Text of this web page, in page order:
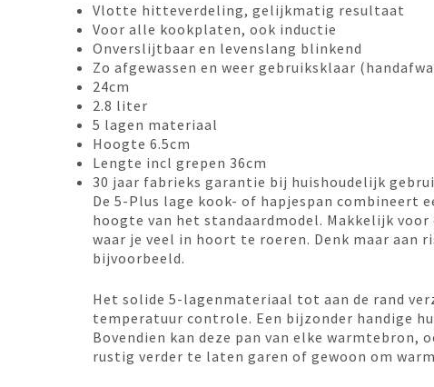
Vlotte hitteverdeling, gelijkmatig resultaat
Voor alle kookplaten, ook inductie
Onverslijtbaar en levenslang blinkend
Zo afgewassen en weer gebruiksklaar
24cm
2.8 liter
5 lagen materiaal
Hoogte 6.5cm
Lengte incl grepen 36cm
30 jaar fabrieks garantie bij huishoudelijk
De 5-Plus lage kook- of hapjespan combineert
hoogte van het standaardmodel. Makkelijk
waar je veel in hoort te roeren. Denk maar aan
bijvoorbeeld.
Het solide 5-lagenmateriaal tot aan de rand
temperatuur controle. Een bijzonder handige
Bovendien kan deze pan van elke warmtebron,
rustig verder te laten garen of gewoon om